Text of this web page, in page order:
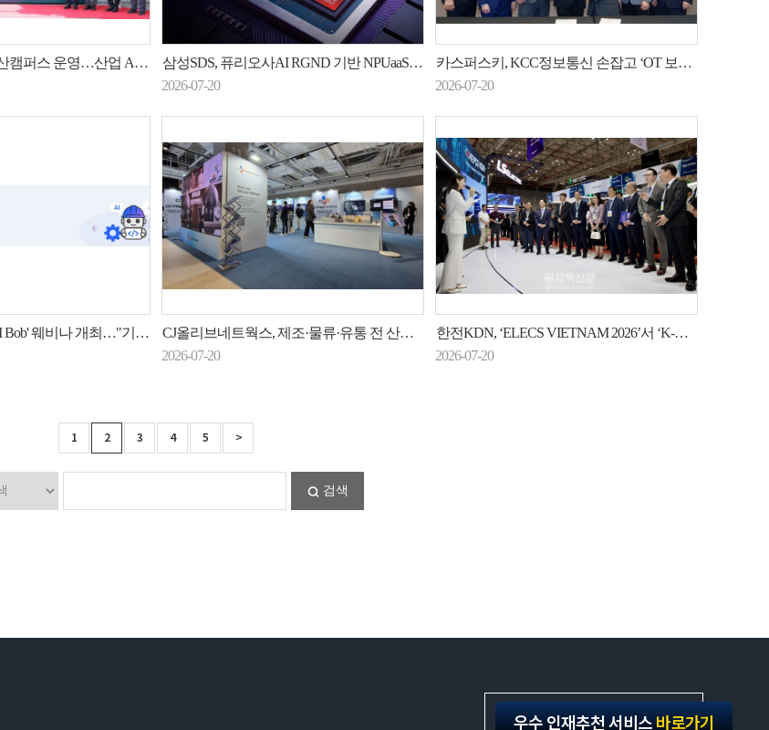
우수 인재추천 서비스바로가기
운영…산업 AI 전환 인재 양성
삼성SDS, 퓨리오사AI RGND 기반 NPUaaS 출시
2026-07-20
카스퍼스키, KCC정보통신 손잡고 ‘OT 보안’ 정조준
2026-07-20
최…"기획부터 배포까지 AI가 지원"
CJ올리브네트웍스, 제조·물류·유통 전 산업 AI 전환 돕는다
2026-07-20
한전KDN, ‘ELECS VIETNAM 2026’서 ‘K-에너지ICT’ 인기
2026-07-20
1 2 3 4 5 >
검색
Family Site